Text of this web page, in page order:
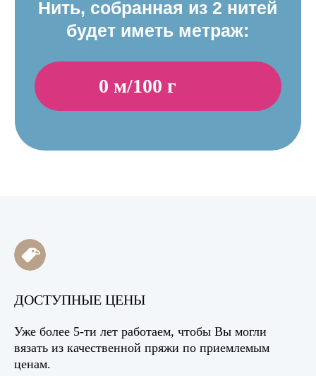
ДОСТУПНЫЕ ЦЕНЫ
Уже более 5-ти лет работаем, чтобы Вы могли
вязать из качественной пряжи по приемлемым
ценам.